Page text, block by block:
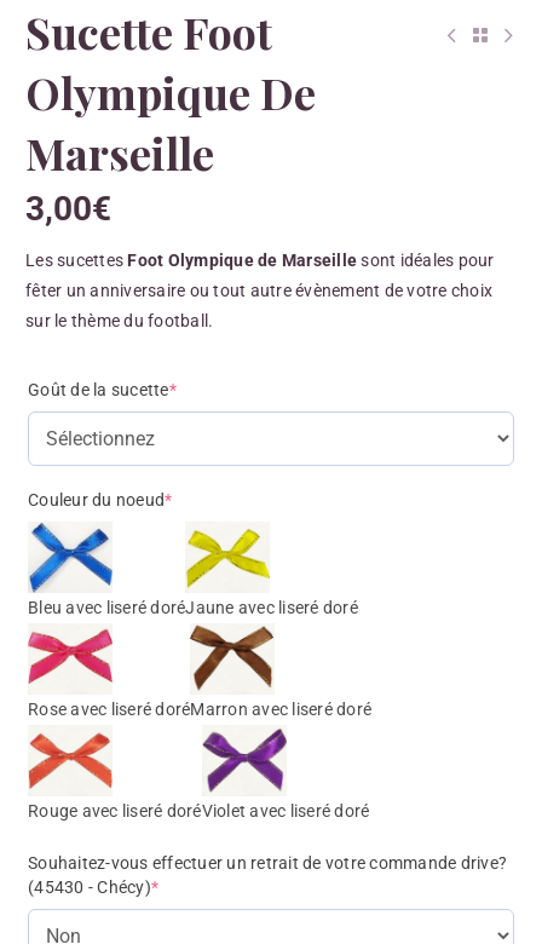
Sucette Foot
Olympique De
Marseille
3,00€
Les sucettes Foot Olympique de Marseillesont idéales pour
fêter un anniversaire ou tout autre évènement de votre choix
sur le thème du football.
Goût de la sucette*
Couleur du noeud*
Bleu avec liseré doréJaune avec liseré doré
Rose avec liseré doréMarron avec liseré doré
Rouge avec liseré doréViolet avec liseré doré
Souhaitez-vous effectuer un retrait de votre commande drive?
(45430 - Chécy)*